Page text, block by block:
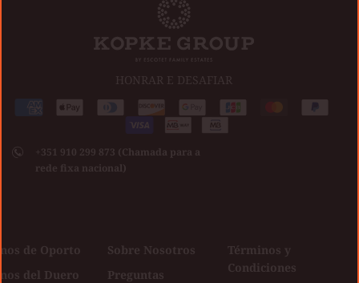
HONRAR E DESAFIAR
Medios
aceptados
AmericanApple
Diners DiscoverGoogle
pay
Jcb Master Paypal
Visa
+351 910 299 873 (Chamada para a
rede fixa nacional)
de Oporto
del Duero
Sobre Nosotros
Preguntas
Términos y
Condiciones